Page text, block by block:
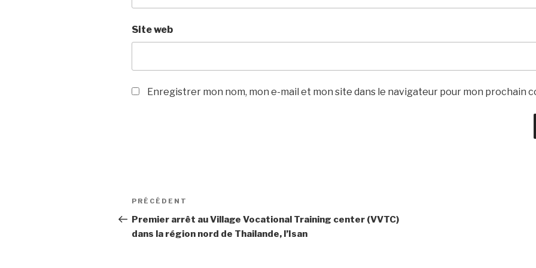
Site web
Enregistrer mon nom, mon e-mail et mon site dans le navigateur pour mon prochain
PRÉCÉDENT
Premier arrêt au Village Vocational Training center (VVTC)
dans la région nord de Thailande, l’Isan